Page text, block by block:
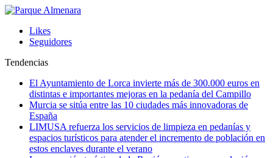
Likes
Seguidores
Tendencias
El Ayuntamiento de Lorca invierte más de 300.000 euros en
distintas e importantes mejoras en la pedanía del Campillo
Murcia se sitúa entre las 10 ciudades más innovadoras de
España
LIMUSA refuerza los servicios de limpieza en pedanías y
espacios turísticos para atender el incremento de población en
estos enclaves durante el verano